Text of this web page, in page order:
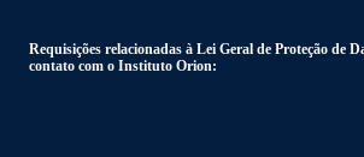
Requisições relacionadas à Lei Geral de Proteção de
contato com o Instituto Orion: